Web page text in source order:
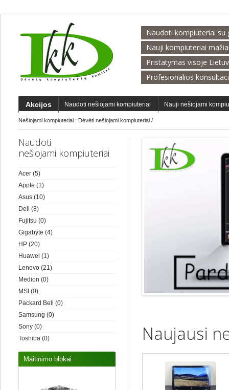
Naudoti kompiuteriai su
Nauji kompiuteriai
Pristatymas visoje
Profesionalios
Akcijos Naudoti nešiojami kompiuteriai Nauji nešiojami
Nešiojami kompiuteriai : Dėvėti nešiojami kompiuteriai /
Naudoti
nešiojami kompiuteriai
Acer (5)
Apple (1)
Asus (10)
Dell
(8)
Fujitsu (0)
Gigabyte (4)
HP (20)
Huawei (1)
Lenovo (21)
Medion (0)
MSI (0)
Packard Bell
(0)
Samsung (0)
Sony (0)
Toshiba (0)
Maitinimo blokai
Naujausi